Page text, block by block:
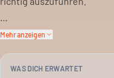
Du stärkst deine Muskeln
Alles ohne den üblichen
Mehr anzeigen
WAS DICH ERWARTET